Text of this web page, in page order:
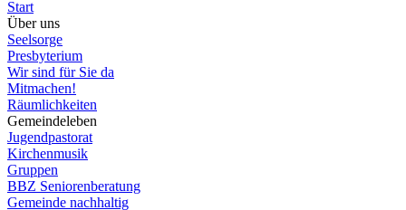
Start
Über uns
Seelsorge
Presbyterium
Wir sind für Sie da
Mitmachen!
Räumlichkeiten
Gemeindeleben
Jugendpastorat
Kirchenmusik
Gruppen
BBZ Seniorenberatung
Gemeinde nachhaltig